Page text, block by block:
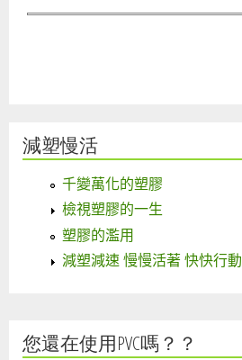
減塑慢活
千變萬化的塑膠
檢視塑膠的一生
塑膠的濫用
減塑減速 慢慢活著 快快行動
您還在使用PVC嗎？？